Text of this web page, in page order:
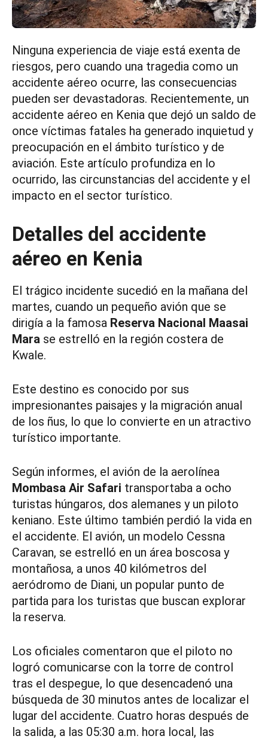
Ninguna experiencia de viaje está exenta de
riesgos, pero cuando una tragedia como un
accidente aéreo ocurre, las consecuencias
pueden ser devastadoras. Recientemente, un
accidente aéreo en Kenia que dejó un saldo de
once víctimas fatales ha generado inquietud y
preocupación en el ámbito turístico y de
aviación. Este artículo profundiza en lo
ocurrido, las circunstancias del accidente y el
impacto en el sector turístico.
Detalles del accidente
aéreo en Kenia
El trágico incidente sucedió en la mañana del
martes, cuando un pequeño avión que se
dirigía a la famosa Reserva Nacional Maasai
Mara se estrelló en la región costera de
Kwale.
Este destino es conocido por sus
impresionantes paisajes y la migración anual
de los ñus, lo que lo convierte en un atractivo
turístico importante.
Según informes, el avión de la aerolínea
Mombasa Air Safari transportaba a ocho
turistas húngaros, dos alemanes y un piloto
keniano. Este último también perdió la vida en
el accidente. El avión, un modelo Cessna
Caravan, se estrelló en un área boscosa y
montañosa, a unos 40 kilómetros del
aeródromo de Diani, un popular punto de
partida para los turistas que buscan explorar
la reserva.
Los oficiales comentaron que el piloto no
logró comunicarse con la torre de control
tras el despegue, lo que desencadenó una
búsqueda de 30 minutos antes de localizar el
lugar del accidente. Cuatro horas después de
la salida, a las 05:30 a.m. hora local, las